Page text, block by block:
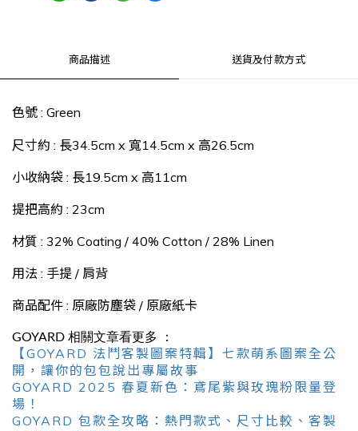
商品描述 送貨及付款方式
色號 : Green
尺寸約 : 長34.5cm x 寬14.5cm x 高26.5cm
小收納袋 : 長19.5cm x 高11cm
提把高約 : 23cm
材質 : 32% Coating / 40% Cotton / 28% Linen
用法 : 手提 / 肩背
商品配件 : 原廠防塵袋 / 原廠紙卡
GOYARD 相關文章看更多 ：
【GOYARD 法鬥客製圖案特輯】七款萌系圖案全公
開，讓你的包包說出專屬故事
GOYARD 2025 春夏新色：鳶尾紫與玫瑰粉限量登
場！
GOYARD 包款全攻略：熱門款式、尺寸比較、客製